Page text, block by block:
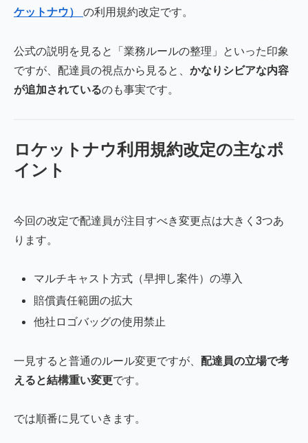
ケットナウ）
の利用規約改定です。
公式の説明を見ると「業務ルールの整理」といった印象
ですが、配達員の視点から見ると、 かなりシビアな内容
が追加されているのも事実です。
ロケットナウ利用規約改定の主なポ
イント
今回の改定で配達員が注目すべき変更点は大きく3つあ
ります。
マルチキャスト方式（早押し案件）の導入
賠償責任範囲の拡大
他社ロゴバッグの使用禁止
一見すると普通のルール変更ですが、 配達員の立場で考
えると結構重い変更です。
では順番に見ていきます。